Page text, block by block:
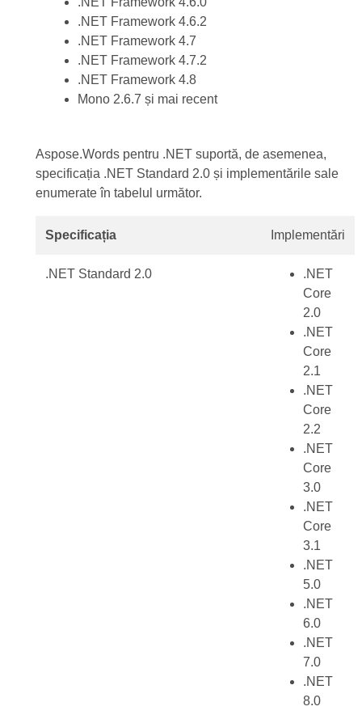
.NET Framework 4.6.2
.NET Framework 4.7
.NET Framework 4.7.2
.NET Framework 4.8
Mono 2.6.7 și mai recent
Aspose.Words pentru .NET suportă, de asemenea,
specificația .NET Standard 2.0 și implementările sale
enumerate în tabelul următor.
Specificația Implementări
.NET Standard 2.0
.NET
Core
2.0
.NET
Core
2.1
.NET
Core
2.2
.NET
Core
3.0
.NET
Core
3.1
.NET
5.0
.NET
6.0
.NET
7.0
.NET
8.0